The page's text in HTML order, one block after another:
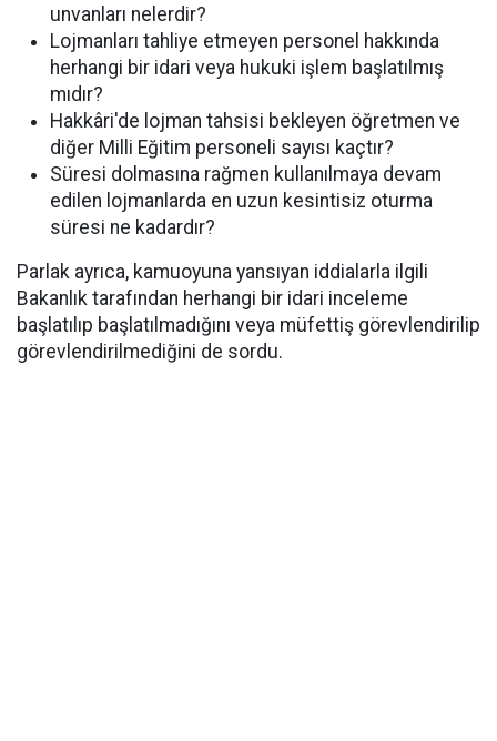
unvanları nelerdir?
Lojmanları tahliye etmeyen personel hakkında
herhangi bir idari veya hukuki işlem başlatılmış
mıdır?
Hakkâri'de lojman tahsisi bekleyen öğretmen ve
diğer Milli Eğitim personeli sayısı kaçtır?
Süresi dolmasına rağmen kullanılmaya devam
edilen lojmanlarda en uzun kesintisiz oturma
süresi ne kadardır?
Parlak ayrıca, kamuoyuna yansıyan iddialarla ilgili
Bakanlık tarafından herhangi bir idari inceleme
başlatılıp başlatılmadığını veya müfettiş görevlendirilip
görevlendirilmediğini de sordu.